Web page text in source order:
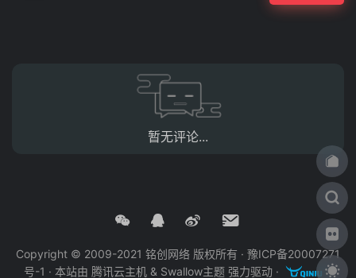
暂无评论...
Copyright © 2009-2021 铭创网络 版权所有 · 豫ICP备20007271
号-1 · 本站由 腾讯云主机 & Swallow主题 强力驱动 · ·